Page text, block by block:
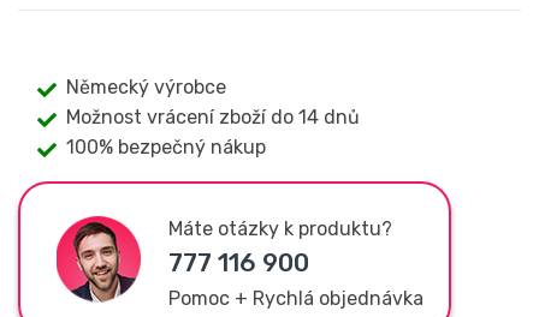
Německý výrobce
Možnost vrácení zboží do 14 dnů
100% bezpečný nákup
Máte otázky k produktu?
777 116 900
Pomoc + Rychlá objednávka